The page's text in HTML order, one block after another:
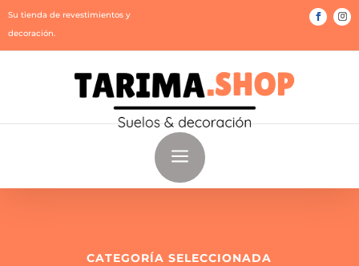
Su tienda de revestimientos y
decoración.
a
CATEGORÍA SELECCIONADA